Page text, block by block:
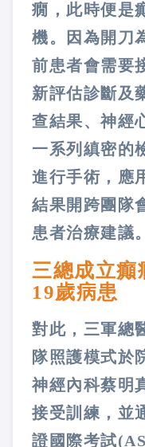
癇，此時便是
機。因為開刀
前患者會需要
新評估診斷及
查結果、神經
一系列縝密的
進行手術，應
結果開跨團隊
患者治療建議。
三總成立
19歲病患
對此，三軍總
隊照護模式於
神經內科蔡明
接受訓練，並
證國際考試